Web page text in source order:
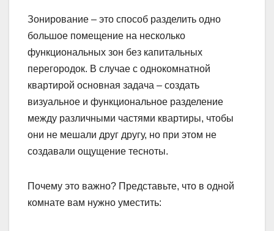
Зонирование – это способ разделить одно
большое помещение на несколько
функциональных зон без капитальных
перегородок. В случае с однокомнатной
квартирой основная задача – создать
визуальное и функциональное разделение
между различными частями квартиры, чтобы
они не мешали друг другу, но при этом не
создавали ощущение тесноты.
Почему это важно? Представьте, что в одной
комнате вам нужно уместить: